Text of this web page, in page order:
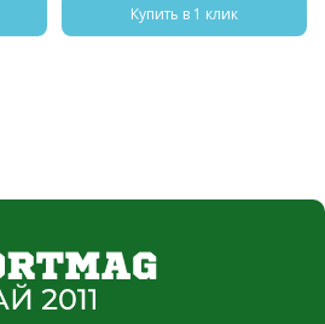
Купить в 1 клик